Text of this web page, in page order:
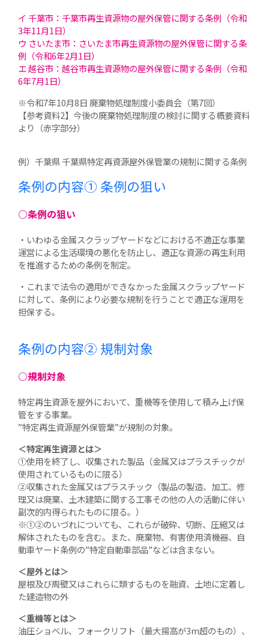
イ 千葉市：千葉市再生資源物の屋外保管に関する条例（令和
3年11月1日）
ウ さいたま市：さいたま市再生資源物の屋外保管に関する条
例（令和6年2月1日）
エ 越谷市：越谷市再生資源物の屋外保管に関する条例（令和
6年7月1日）
※令和7年10月8日 廃棄物処理制度小委員会（第7回）
【参考資料2】今後の廃棄物処理制度の検討に関する概要資料
より（赤字部分）
例）千葉県 千葉県特定再資源屋外保管業の規制に関する条例
条例の内容① 条例の狙い
○条例の狙い
・いわゆる金属スクラップヤードなどにおける不適正な事業
運営による生活環境の悪化を防止し、適正な資源の再生利用
を推進するための条例を制定。
・これまで法令の適用ができなかった金属スクラップヤード
に対して、条例により必要な規制を行うことで適正な運用を
担保する。
条例の内容② 規制対象
○規制対象
特定再生資源を屋外において、重機等を使用して積み上げ保
管をする事業。
”特定再生資源屋外保管業”が規制の対象。
＜特定再生資源とは＞
①使用を終了し、収集された製品（金属又はプラスチックが
使用されているものに限る）
②収集された金属又はプラスチック（製品の製造、加工、修
理又は廃棄、土木建築に関する工事その他の人の活動に伴い
副次的内得られたものに限る。）
※①②のいづれについても、これらが破砕、切断、圧縮又は
解体されたものを含む。また、廃棄物、有害使用済機器、自
動車ヤード条例の”特定自動車部品”などは含まない。
＜屋外とは＞
屋根及び周壁又はこれらに類するものを融資、土地に定着し
た建造物の外
＜重機等とは＞
油圧ショベル、フォークリフト（最大揚高が3m超のもの）、